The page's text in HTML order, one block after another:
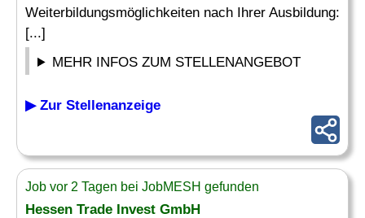
Weiterbildungsmöglichkeiten nach Ihrer Ausbildung:
[...]
MEHR INFOS ZUM STELLENANGEBOT
▶ Zur Stellenanzeige
Job vor 2 Tagen bei JobMESH gefunden
Hessen Trade Invest GmbH